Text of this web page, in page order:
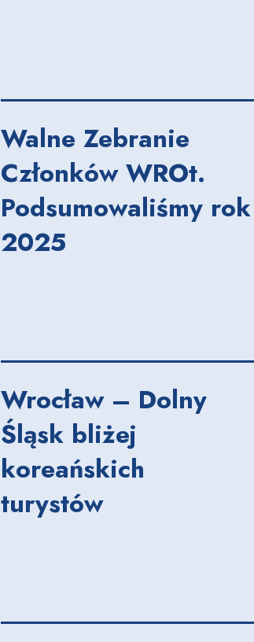
Walne Zebranie
Członków WROt.
Podsumowaliśmy rok
2025
Wrocław – Dolny
Śląsk bliżej
koreańskich
turystów